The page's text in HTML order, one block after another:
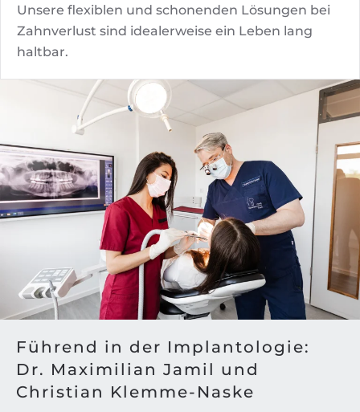
Unsere flexiblen und schonenden Lösungen bei
Zahnverlust sind idealerweise ein Leben lang
haltbar.
Führend in der Implantologie:
Dr. Maximilian Jamil und
Christian Klemme-Naske